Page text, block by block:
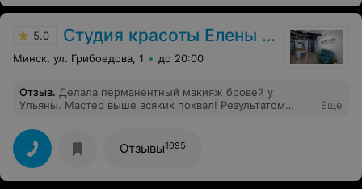
ремонта. Та же комната даже. Цена, если я не
первый раз за 7 лет недоволен результатом,
показательно...
5.0 Студия красоты Елены Езерской
Минск, ул. Грибоедова, 1 до 20:00
Отзыв. Делала перманентный макияж бровей у
Ульяны. Мастер выше всяких похвал! Результатом
Еще
Отзывы1095